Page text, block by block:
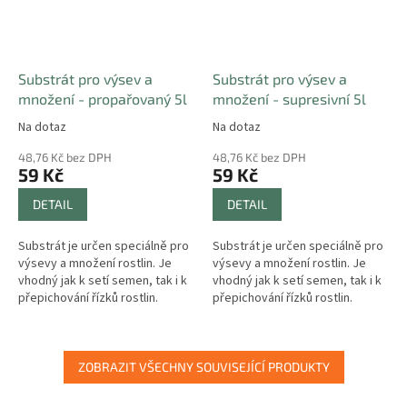
Substrát pro výsev a
množení - propařovaný 5l
Na dotaz
48,76 Kč bez DPH
59 Kč
DETAIL
Substrát je určen speciálně pro
výsevy a množení rostlin. Je
vhodný jak k setí semen, tak i k
přepichování řízků rostlin.
Substrát pro výsev a
množení - supresivní 5l
Na dotaz
48,76 Kč bez DPH
59 Kč
DETAIL
Substrát je určen speciálně pro
výsevy a množení rostlin. Je
vhodný jak k setí semen, tak i k
přepichování řízků rostlin.
ZOBRAZIT VŠECHNY SOUVISEJÍCÍ PRODUKTY